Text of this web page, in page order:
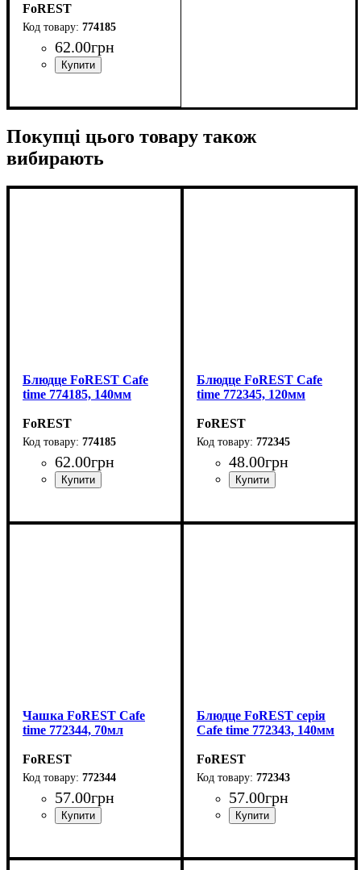
FoREST
774185
62.00грн
Покупці цього товару також
вибирають
Блюдце FoREST Cafe
time 774185, 140мм
FoREST
774185
62.00грн
Блюдце FoREST Cafe
time 772345, 120мм
FoREST
772345
48.00грн
Чашка FoREST Cafe
time 772344, 70мл
FoREST
772344
57.00грн
Блюдце FoREST серія
Cafe time 772343, 140мм
FoREST
772343
57.00грн